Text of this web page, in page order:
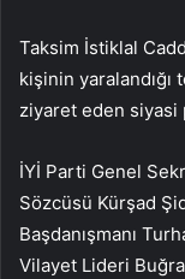
Taksim İstiklal
kişinin yaralandığı
ziyaret eden siyasi
İYİ Parti Genel
Sözcüsü Kürşad
Başdanışmanı
Vilayet Lideri Buğra